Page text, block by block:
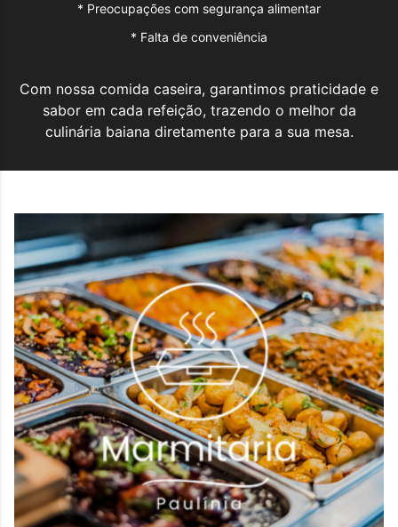
* Preocupações com segurança alimentar
* Falta de conveniência
Com nossa comida caseira, garantimos praticidade e
sabor em cada refeição, trazendo o melhor da
culinária baiana diretamente para a sua mesa.